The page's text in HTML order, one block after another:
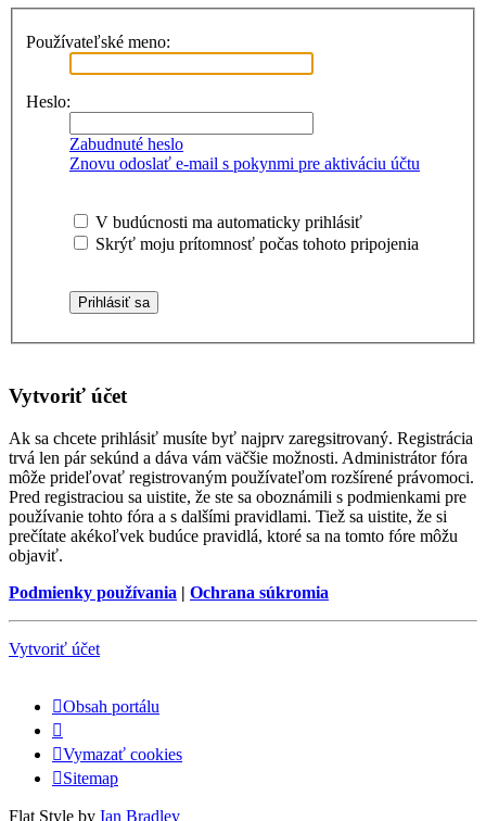
Používateľské meno:
Heslo:
Zabudnuté heslo
Znovu odoslať e-mail s pokynmi pre aktiváciu účtu
V budúcnosti ma automaticky prihlásiť
Skrýť moju prítomnosť počas tohoto pripojenia
Vytvoriť účet
Ak sa chcete prihlásiť musíte byť najprv zaregsitrovaný. Registrácia
trvá len pár sekúnd a dáva vám väčšie možnosti. Administrátor fóra
môže prideľovať registrovaným používateľom rozšírené právomoci.
Pred registraciou sa uistite, že ste sa oboznámili s podmienkami pre
používanie tohto fóra a s dalšími pravidlami. Tiež sa uistite, že si
prečítate akékoľvek budúce pravidlá, ktoré sa na tomto fóre môžu
objaviť.
Podmienky používania | Ochrana súkromia
Vytvoriť účet
Obsah portálu
Vymazať cookies
Sitemap
Flat Style by Ian Bradley